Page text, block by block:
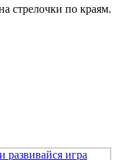
стрелочки по краям.